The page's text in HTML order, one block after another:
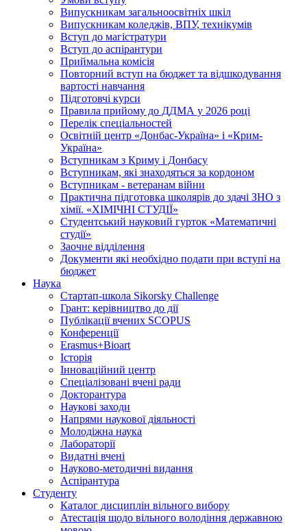
Випускникам загальноосвітніх шкіл
Випускникам коледжів, ВПУ, технікумів
Вступ до магістратури
Вступ до аспірантури
Приймальна комісія
Повторний вступ на бюджет та відшкодування
вартості навчання
Підготовчі курси
Правила прийому до ДДМА у 2026 році
Перелік спеціальностей
Освітній центр «Донбас-Україна» і «Крим-
Україна»
Вступникам з Криму і Донбасу
Вступникам, які знаходяться за кордоном
Вступникам - ветеранам війни
Практична підготовка школярів до здачі ЗНО з
хімії. «ХІМІЧНІ СТУДІЇ»
Студентський науковий гурток «Математичні
студії»
Заочне відділення
Документи які необхідно подати при вступі на
бюджет
Наука
Стартап-школа Sikorsky Challenge
Грант: керівництво до дії
Публікації вчених SCOPUS
Конференції
Erasmus+Bioart
Історія
Інноваційний центр
Спеціалізовані вчені ради
Докторантура
Наукові заходи
Напрями наукової діяльності
Молодіжна наука
Лабораторії
Видатні вчені
Науково-методичні видання
Аспірантура
Студенту
Каталог дисциплін вільного вибору
Атестація щодо вільного володіння державною